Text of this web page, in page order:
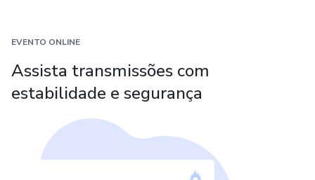
EVENTO ONLINE
Assista transmissões com
estabilidade e segurança